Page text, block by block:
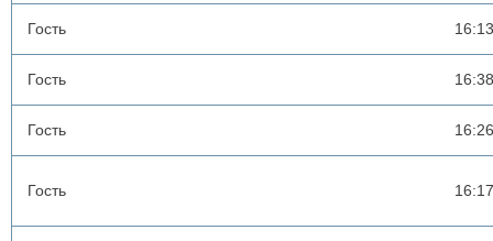
Гость 16:13
Гость 16:38
Гость 16:26
Гость 16:17